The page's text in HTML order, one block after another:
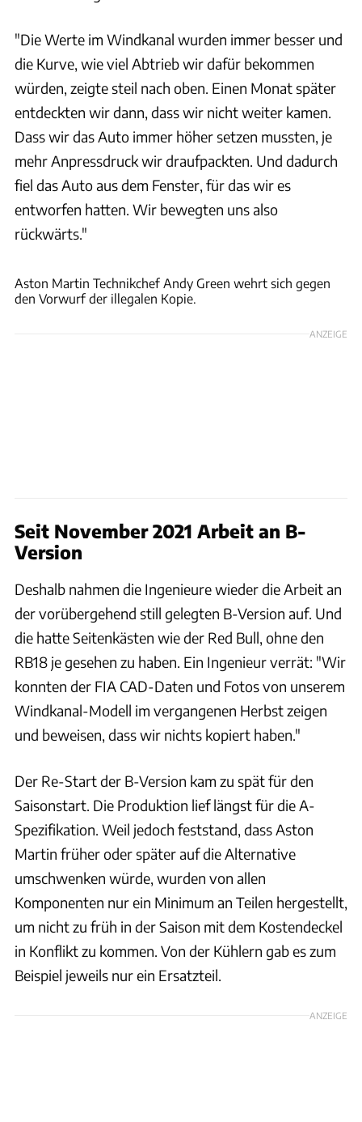
"Die Werte im Windkanal wurden immer besser und
die Kurve, wie viel Abtrieb wir dafür bekommen
würden, zeigte steil nach oben. Einen Monat später
entdeckten wir dann, dass wir nicht weiter kamen.
Dass wir das Auto immer höher setzen mussten, je
mehr Anpressdruck wir draufpackten. Und dadurch
fiel das Auto aus dem Fenster, für das wir es
entworfen hatten. Wir bewegten uns also
rückwärts."
Aston Martin Technikchef Andy Green wehrt sich gegen
den Vorwurf der illegalen Kopie.
ANZEIGE
Seit November 2021 Arbeit an B-
Version
Deshalb nahmen die Ingenieure wieder die Arbeit an
der vorübergehend still gelegten B-Version auf. Und
die hatte Seitenkästen wie der Red Bull, ohne den
RB18 je gesehen zu haben. Ein Ingenieur verrät: "Wir
konnten der FIA CAD-Daten und Fotos von unserem
Windkanal-Modell im vergangenen Herbst zeigen
und beweisen, dass wir nichts kopiert haben."
Der Re-Start der B-Version kam zu spät für den
Saisonstart. Die Produktion lief längst für die A-
Spezifikation. Weil jedoch feststand, dass Aston
Martin früher oder später auf die Alternative
umschwenken würde, wurden von allen
Komponenten nur ein Minimum an Teilen hergestellt,
um nicht zu früh in der Saison mit dem Kostendeckel
in Konflikt zu kommen. Von der Kühlern gab es zum
Beispiel jeweils nur ein Ersatzteil.
ANZEIGE